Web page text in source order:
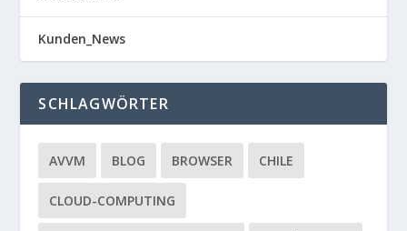
Kunden_News
SCHLAGWÖRTER
AVVM BLOG BROWSER CHILE
CLOUD-COMPUTING